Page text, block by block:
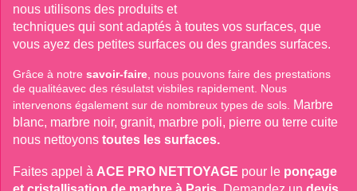
nous utilisons des produits et
techniques qui sont adaptés à toutes vos surfaces, que
vous ayez des petites surfaces ou des grandes surfaces.
Grâce à notre savoir-faire, nous pouvons faire des prestations
de qualitéavec des résulatst visbiles rapidement. Nous
intervenons également sur de nombreux types de sols. Marbre
blanc, marbre noir, granit, marbre poli, pierre ou terre cuite
nous nettoyons toutes les surfaces.
Faites appel à ACE PRO NETTOYAGE pour le ponçage